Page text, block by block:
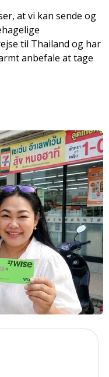
at vi kan sende og
til Thailand og har
anbefale at tage